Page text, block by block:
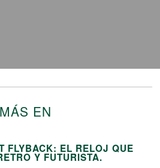
MÁS EN
FLYBACK: EL RELOJ QUE
Y FUTURISTA.